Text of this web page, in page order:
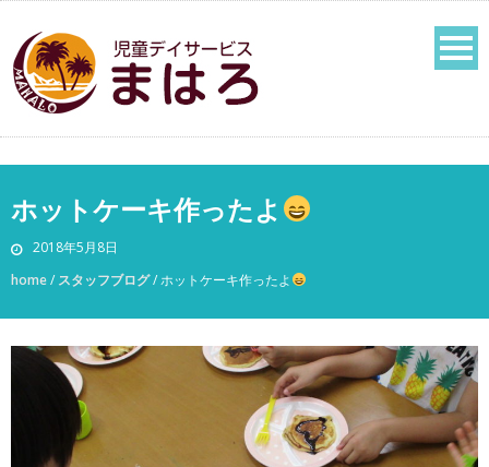
ホットケーキ作ったよ
2018年5月8日
home/ スタッフブログ/ホットケーキ作ったよ